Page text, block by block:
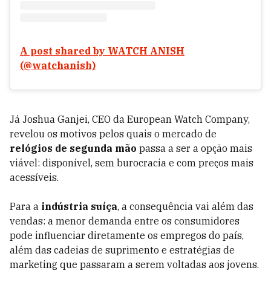
A post shared by WATCH ANISH
(@watchanish)
Já Joshua Ganjei, CEO da European Watch Company,
revelou os motivos pelos quais o mercado de
relógios de segunda mão passa a ser a opção mais
viável: disponível, sem burocracia e com preços mais
acessíveis.
Para a indústria suíça, a consequência vai além das
vendas: a menor demanda entre os consumidores
pode influenciar diretamente os empregos do país,
além das cadeias de suprimento e estratégias de
marketing que passaram a serem voltadas aos jovens.